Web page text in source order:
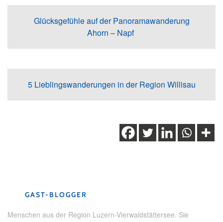
Glücksgefühle auf der Panoramawanderung
Ahorn – Napf
5 Lieblingswanderungen in der Region Willisau
GAST-BLOGGER
Menschen aus der Region Luzern-Vierwaldstättersee. Sie